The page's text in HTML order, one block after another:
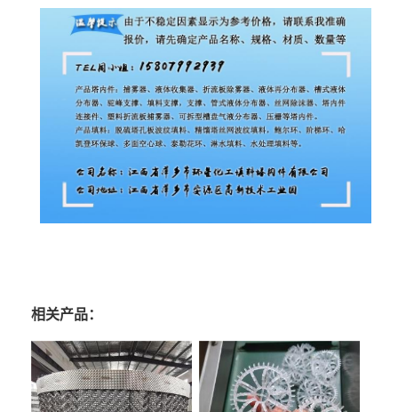
相关产品：